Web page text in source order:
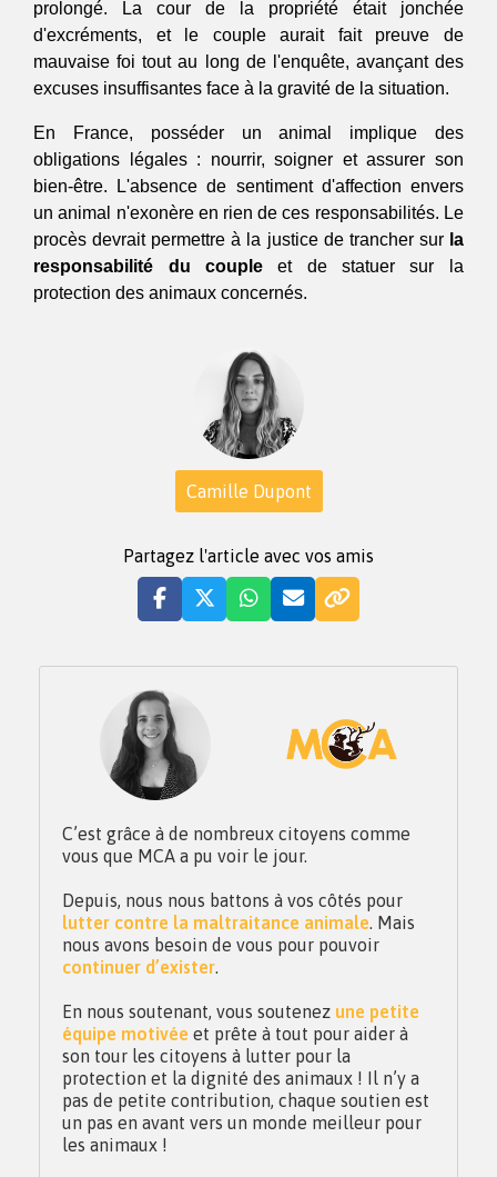
prolongé. La cour de la propriété était jonchée
d'excréments, et le couple aurait fait preuve de
mauvaise foi tout au long de l'enquête, avançant des
excuses insuffisantes face à la gravité de la situation.
En France, posséder un animal implique des
obligations légales : nourrir, soigner et assurer son
bien-être. L'absence de sentiment d'affection envers
un animal n'exonère en rien de ces responsabilités. Le
procès devrait permettre à la justice de trancher sur la
responsabilité du couple et de statuer sur la
protection des animaux concernés.
Camille Dupont
Partagez l'article avec vos amis
C’est grâce à de nombreux citoyens comme
vous que MCA a pu voir le jour.
Depuis, nous nous battons à vos côtés pour
lutter contre la maltraitance animale. Mais
nous avons besoin de vous pour pouvoir
continuer d’exister.
En nous soutenant, vous soutenez une petite
équipe motivée et prête à tout pour aider à
son tour les citoyens à lutter pour la
protection et la dignité des animaux ! Il n’y a
pas de petite contribution, chaque soutien est
un pas en avant vers un monde meilleur pour
les animaux !